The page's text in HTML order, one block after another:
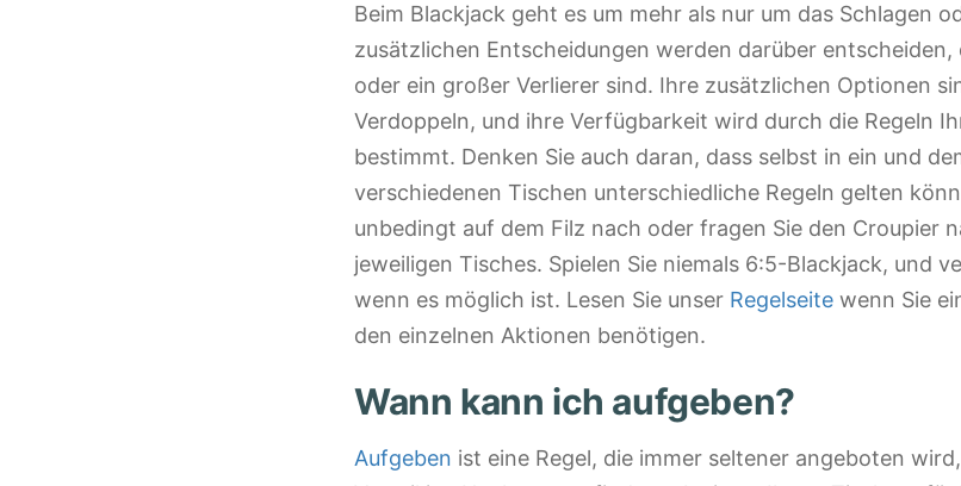
Beim Blackjack geht es um mehr als nur um das Schlagen
zusätzlichen Entscheidungen werden darüber entscheiden,
oder ein großer Verlierer sind. Ihre zusätzlichen Optionen
Verdoppeln, und ihre Verfügbarkeit wird durch die Regeln
bestimmt. Denken Sie auch daran, dass selbst in ein und
verschiedenen Tischen unterschiedliche Regeln gelten
unbedingt auf dem Filz nach oder fragen Sie den Croupier
jeweiligen Tisches. Spielen Sie niemals 6:5-Blackjack, und
wenn es möglich ist. Lesen Sie unser Regelseite wenn Sie
den einzelnen Aktionen benötigen.
Wann kann ich aufgeben?
Aufgeben ist eine Regel, die immer seltener angeboten